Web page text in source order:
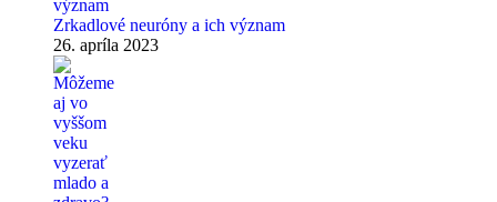
Zrkadlové neuróny a ich význam
26. apríla 2023